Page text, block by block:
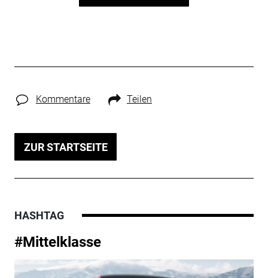
Kommentare Teilen
ZUR STARTSEITE
HASHTAG
#Mittelklasse